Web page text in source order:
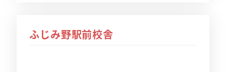
ふじみ野駅前校舎